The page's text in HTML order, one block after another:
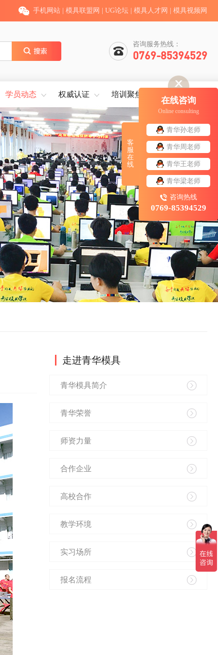
手机网站 模具联盟网 UG论坛 模具人才网 模具视频网
咨询服务热线：
0769-85394529
学员动态 权威认证 培训聚焦 就业服务
走进青华模具
青华模具简介
青华荣誉
师资力量
合作企业
高校合作
教学环境
实习场所
报名流程
在线咨询
Online consulting
青华孙老师
青华周老师
青华王老师
青华梁老师
咨询热线
0769-85394529
客
服
在
线